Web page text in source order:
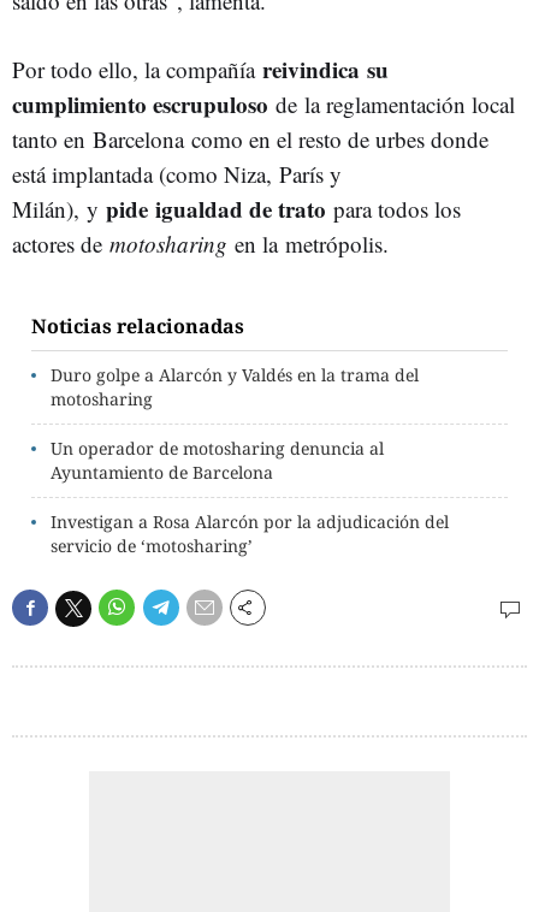
Por todo ello, la compañía reivindica su
cumplimiento escrupuloso de la reglamentación local
tanto en Barcelona como en el resto de urbes donde
está implantada (como Niza, París y
Milán), y pide igualdad de trato para todos los
actores de motosharing en la metrópolis.
Noticias relacionadas
Duro golpe a Alarcón y Valdés en la trama del
motosharing
Un operador de motosharing denuncia al
Ayuntamiento de Barcelona
Investigan a Rosa Alarcón por la adjudicación del
servicio de ‘motosharing’